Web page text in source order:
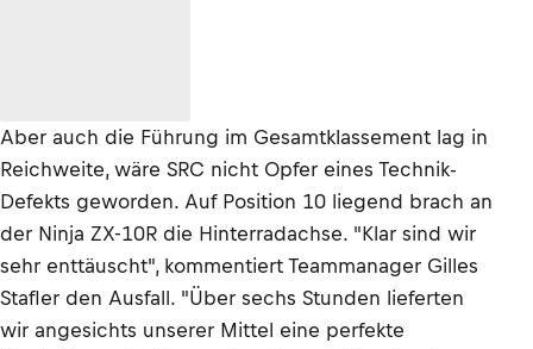
Aber auch die Führung im Gesamtklassement lag in
Reichweite, wäre SRC nicht Opfer eines Technik-
Defekts geworden. Auf Position 10 liegend brach an
der Ninja ZX-10R die Hinterradachse. "Klar sind wir
sehr enttäuscht", kommentiert Teammanager Gilles
Stafler den Ausfall. "Über sechs Stunden lieferten
wir angesichts unserer Mittel eine perfekte